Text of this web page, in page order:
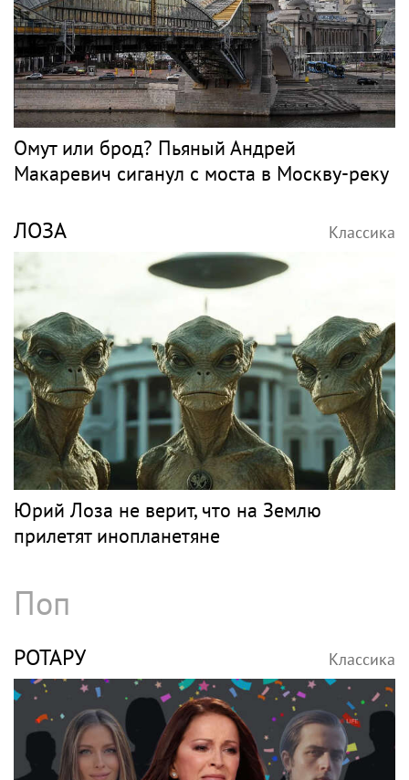
Омут или брод? Пьяный Андрей
Макаревич сиганул с моста в Москву-реку
ЛОЗА Классика
Юрий Лоза не верит, что на Землю
прилетят инопланетяне
Поп
РОТАРУ Классика